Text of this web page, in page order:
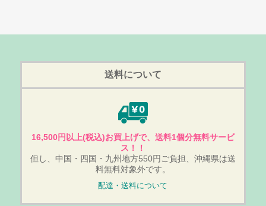
送料について
16,500円以上(税込)お買上げで、送料1個分無料サービ
ス！！
但し、中国・四国・九州地方550円ご負担、沖縄県は送
料無料対象外です。
配達・送料について